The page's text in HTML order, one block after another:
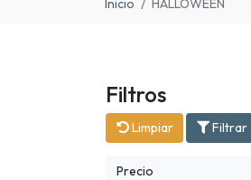
Inicio HALLOWEEN
Filtros
Limpiar Filtrar
Precio